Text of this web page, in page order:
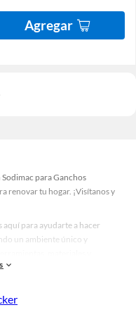
Agregar
para Ganchos
renovar tu hogar. ¡Visítanos y
aquí para ayudarte a hacer
un ambiente único y
espacio más tú.
estamos aquí para hacer
que tenemos para ofrecerte en